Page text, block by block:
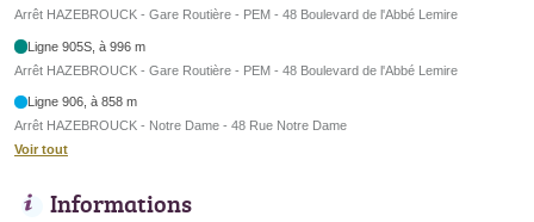
Arrêt HAZEBROUCK - Gare Routière - PEM - 48 Boulevard de l'Abbé Lemire
Ligne 905S, à 996 m
Arrêt HAZEBROUCK - Gare Routière - PEM - 48 Boulevard de l'Abbé Lemire
Ligne 906, à 858 m
Arrêt HAZEBROUCK - Notre Dame - 48 Rue Notre Dame
Voir tout
Informations